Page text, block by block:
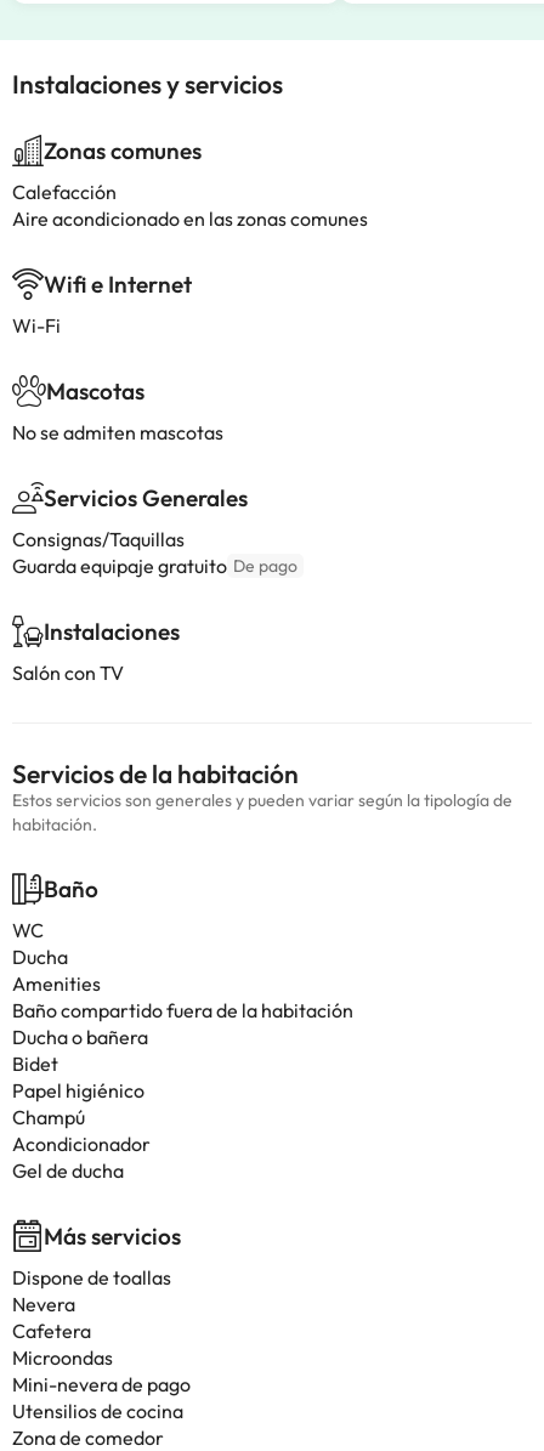
Instalaciones y servicios
Zonas comunes
Calefacción
Aire acondicionado en las zonas comunes
Wifi e Internet
Wi-Fi
Mascotas
No se admiten mascotas
Servicios Generales
Consignas/Taquillas
Guarda equipaje gratuito De pago
Instalaciones
Salón con TV
Servicios de la habitación
Estos servicios son generales y pueden variar según la tipología de
habitación.
Baño
WC
Ducha
Amenities
Baño compartido fuera de la habitación
Ducha o bañera
Bidet
Papel higiénico
Champú
Acondicionador
Gel de ducha
Más servicios
Dispone de toallas
Nevera
Cafetera
Microondas
Mini-nevera de pago
Utensilios de cocina
Zona de comedor